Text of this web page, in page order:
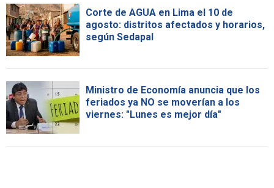
Corte de AGUA en Lima el 10 de
agosto: distritos afectados y horarios,
según Sedapal
Ministro de Economía anuncia que los
feriados ya NO se moverían a los
viernes: "Lunes es mejor día"